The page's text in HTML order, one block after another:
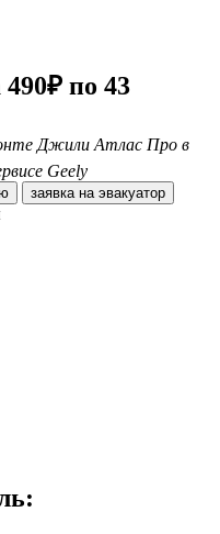
по 43
Джили Атлас Про в
Geely
заявка на эвакуатор